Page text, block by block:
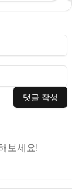
댓글 작성
보세요!